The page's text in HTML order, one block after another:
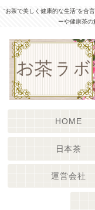
”お茶で美しく健康的な生活”を合
ーや健康茶
HOME
日本茶
運営会社